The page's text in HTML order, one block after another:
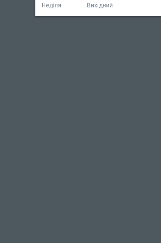
Неділя
Вихідний